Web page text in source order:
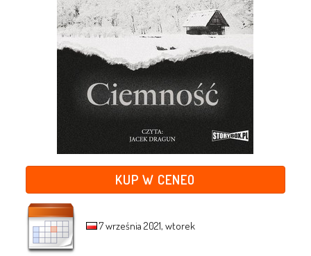
KUP W CENEO
7 września 2021, wtorek